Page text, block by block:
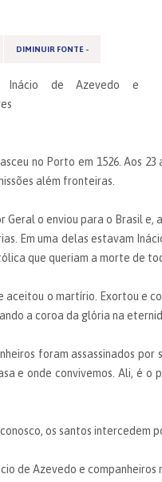
DIMINUIR FONTE -
no Porto em 1526. Aos
além fronteiras.
Geral o enviou para o Brasil
Em uma delas estavam
que queriam a morte de
aceitou o martírio. Exortou e
a coroa da glória na
foram assassinados
e onde convivemos. Ali, é
os santos intercedem
de Azevedo e companheiros